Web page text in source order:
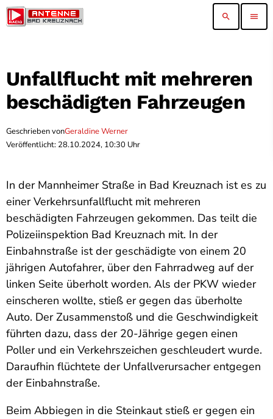
search menu
Unfallflucht mit mehreren
beschädigten Fahrzeugen
Geschrieben vonGeraldine Werner
Veröffentlicht: 28.10.2024, 10:30 Uhr
In der Mannheimer Straße in Bad Kreuznach ist es zu
einer Verkehrsunfallflucht mit mehreren
beschädigten Fahrzeugen gekommen. Das teilt die
Polizeiinspektion Bad Kreuznach mit. In der
Einbahnstraße ist der geschädigte von einem 20
jährigen Autofahrer, über den Fahrradweg auf der
linken Seite überholt worden. Als der PKW wieder
einscheren wollte, stieß er gegen das überholte
Auto. Der Zusammenstoß und die Geschwindigkeit
führten dazu, dass der 20-Jährige gegen einen
Poller und ein Verkehrszeichen geschleudert wurde.
Daraufhin flüchtete der Unfallverursacher entgegen
der Einbahnstraße.
Beim Abbiegen in die Steinkaut stieß er gegen ein